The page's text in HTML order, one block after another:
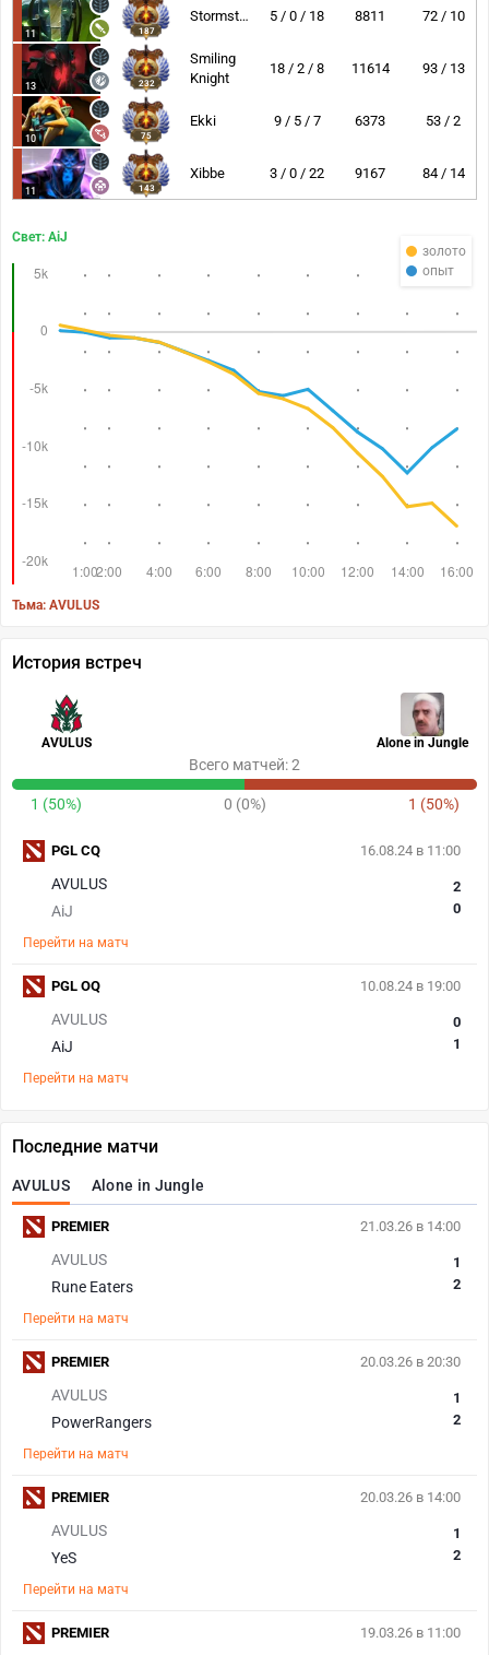
11 187
Stormstormer 5 / 0 / 18 8811 72 / 10
13 232
Smiling
Knight
18 / 2 / 8 11614 93 / 13
10 75
Ekki 9 / 5 / 7 6373 53 / 2
11 143
Xibbe 3 / 0 / 22 9167 84 / 14
золото
опыт
Свет: AiJ
Тьма: AVULUS
История встреч
AVULUS Alone in Jungle
Всего матчей: 2
1 (50%) 0 (0%) 1 (50%)
16.08.24 в 11:00
AVULUS
AiJ
2
0
Перейти на матч
PGL CQ
10.08.24 в 19:00
AVULUS
AiJ
0
1
Перейти на матч
PGL OQ
Последние матчи
AVULUS Alone in Jungle
21.03.26 в 14:00
AVULUS
Rune Eaters
1
2
Перейти на матч
PREMIER
20.03.26 в 20:30
AVULUS
PowerRangers
1
2
Перейти на матч
PREMIER
20.03.26 в 14:00
AVULUS
YeS
1
2
Перейти на матч
PREMIER
19.03.26 в 11:00
PREMIER